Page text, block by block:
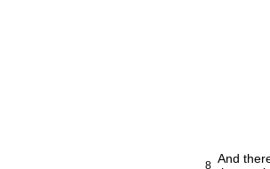
8 And